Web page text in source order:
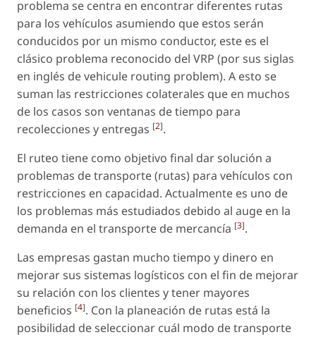
problema se centra en encontrar diferentes rutas
para los vehículos asumiendo que estos serán
conducidos por un mismo conductor, este es el
clásico problema reconocido del VRP (por sus siglas
en inglés de vehicule routing problem). A esto se
suman las restricciones colaterales que en muchos
de los casos son ventanas de tiempo para
recolecciones y entregas [2].
El ruteo tiene como objetivo final dar solución a
problemas de transporte (rutas) para vehículos con
restricciones en capacidad. Actualmente es uno de
los problemas más estudiados debido al auge en la
demanda en el transporte de mercancía [3].
Las empresas gastan mucho tiempo y dinero en
mejorar sus sistemas logísticos con el fin de mejorar
su relación con los clientes y tener mayores
beneficios [4]. Con la planeación de rutas está la
posibilidad de seleccionar cuál modo de transporte